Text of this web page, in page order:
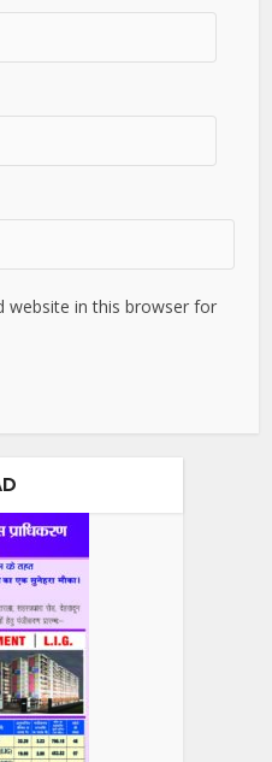
website in this browser for